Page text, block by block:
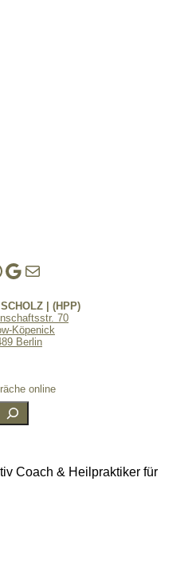
Scholz | (HPP)
Praxis Adlershof
E-Mail an mich ...
| (HPP)
70
Köpenick
Berlin
online
Coach & Heilpraktiker für